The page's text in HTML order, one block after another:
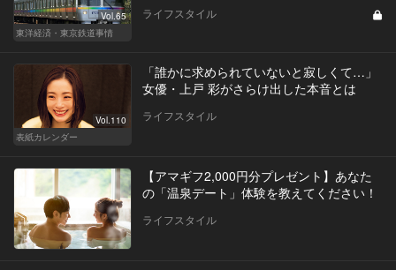
Vol.65
東洋経済・東京鉄道事情
ライフスタイル
Vol.110
表紙カレンダー
「誰かに求められていないと寂しくて…」
女優・上戸 彩がさらけ出した本音とは
ライフスタイル
【アマギフ2,000円分プレゼント】あなた
の「温泉デート」体験を教えてください！
ライフスタイル